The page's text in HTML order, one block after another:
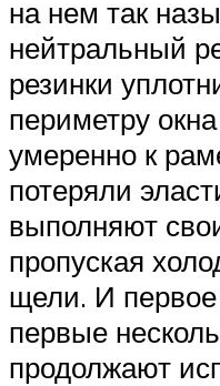
на нем так
нейтральный
резинки
периметру
умеренно к
потеряли
выполняют
пропуская
щели. И
первые
продолжают